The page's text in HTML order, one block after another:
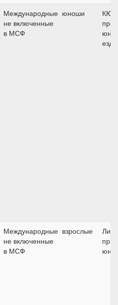
Международные
не включенные
в МСФ
юноши
КЮР
езд
Международные
не включенные
в МСФ
взрослые